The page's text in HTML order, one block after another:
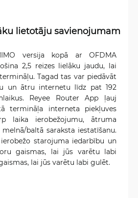
lietotāju savienojumam
versija kopā ar OFDMA
2,5 reizes lielāku jaudu, lai
Tagad tas var piedāvāt
un ātru internetu līdz pat 192
Reyee Router App ļauj
termināļa interneta piekļuves
laika ierobežojumu, ātruma
baltā saraksta iestatīšanu.
starojuma iedarbību un
gaismas, lai jūs varētu labi
lai jūs varētu labi gulēt.